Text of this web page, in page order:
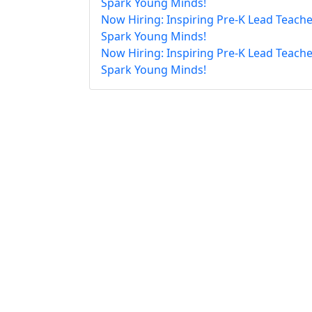
Now Hiring: Inspiring Pre-K Lead
Spark Young Minds!
Now Hiring: Inspiring Pre-K Lead
Spark Young Minds!